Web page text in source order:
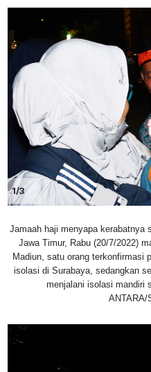
1/3
Jamaah haji menyapa kerabatnya
Jawa Timur, Rabu (20/7/2022)
Madiun, satu orang terkonfirmasi
isolasi di Surabaya, sedangkan
menjalani isolasi mandiri
ANTARA/